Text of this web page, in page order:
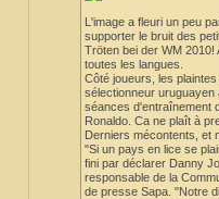
L'image a fleuri un peu
supporter le bruit des
Tröten bei der WM
toutes les langues.
Côté joueurs, les
sélectionneur
séances d'entraînement
Ronaldo. Ca ne plaît à
Derniers mécontents, et
"Si un pays en lice se
fini par déclarer Danny
responsable de la
de presse Sapa. "Notre